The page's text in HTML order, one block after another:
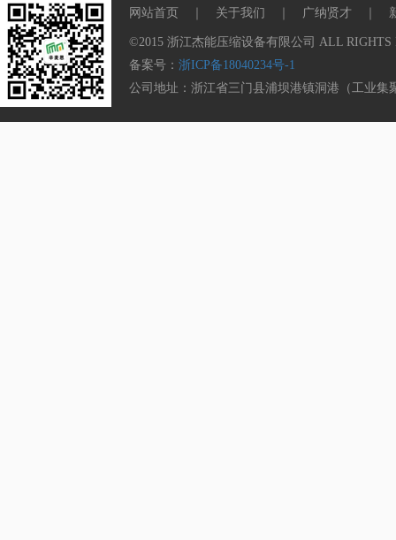
网站首页 关于我们 广纳贤才
©2015 浙江杰能压缩设备有限公司 ALL RIGHTS
备案号： 浙ICP备18040234号-1
公司地址：浙江省三门县浦坝港镇洞港（工业集